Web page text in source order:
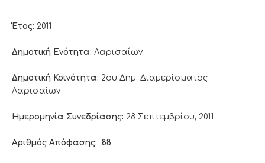
Έτος: 2011
Δημοτική Ενότητα: Λαρισαίων
Δημοτική Κοινότητα: 2ου Δημ. Διαμερίσματος
Λαρισαίων
Ημερομηνία Συνεδρίασης: 28 Σεπτεμβρίου, 2011
Αριθμός Απόφασης: 88